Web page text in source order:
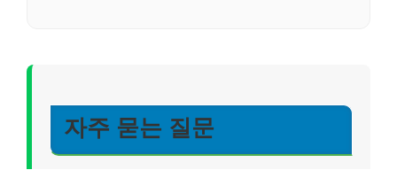
자주 묻는 질문